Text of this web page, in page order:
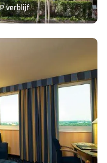
verblijf